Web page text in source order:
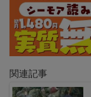
関連記事